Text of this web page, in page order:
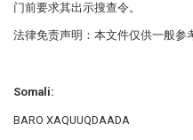
门前要求其出示搜查令。
法律免责声明：本文件仅供一般参
Somali:
BARO XAQUUQDAADA